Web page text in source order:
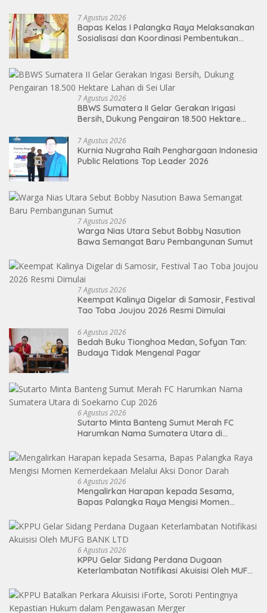
7 Agustus 2026
Bapas Kelas I Palangka Raya Melaksanakan
Sosialisasi dan Koordinasi Pembentukan
7 Agustus 2026
BBWS Sumatera II Gelar Gerakan Irigasi
Bersih, Dukung Pengairan 18.500 Hektare
7 Agustus 2026
Kurnia Nugraha Raih Penghargaan Indonesia
Public Relations Top Leader 2026
7 Agustus 2026
Warga Nias Utara Sebut Bobby Nasution
Bawa Semangat Baru Pembangunan Sumut
7 Agustus 2026
Keempat Kalinya Digelar di Samosir, Festival
Tao Toba Joujou 2026 Resmi Dimulai
6 Agustus 2026
Bedah Buku Tionghoa Medan, Sofyan Tan:
Budaya Tidak Mengenal Pagar
6 Agustus 2026
Sutarto Minta Banteng Sumut Merah FC
Harumkan Nama Sumatera Utara di
6 Agustus 2026
Mengalirkan Harapan kepada Sesama,
Bapas Palangka Raya Mengisi Momen
6 Agustus 2026
KPPU Gelar Sidang Perdana Dugaan
Keterlambatan Notifikasi Akuisisi Oleh MUFG